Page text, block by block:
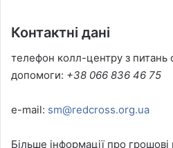
Контактні дані
телефон колл-центру з питань
допомоги: +38 066 836 46 75
e-mail: sm@redcross.org.ua
Більше інформації про